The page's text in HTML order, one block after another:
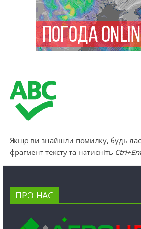
Якщо ви знайшли помилку, будь
фрагмент тексту та натисніть
ПРО НАС